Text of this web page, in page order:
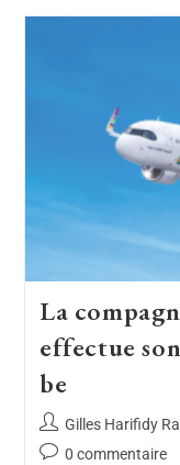
La
effectue
be
Gilles Harifidy
0 commentaire